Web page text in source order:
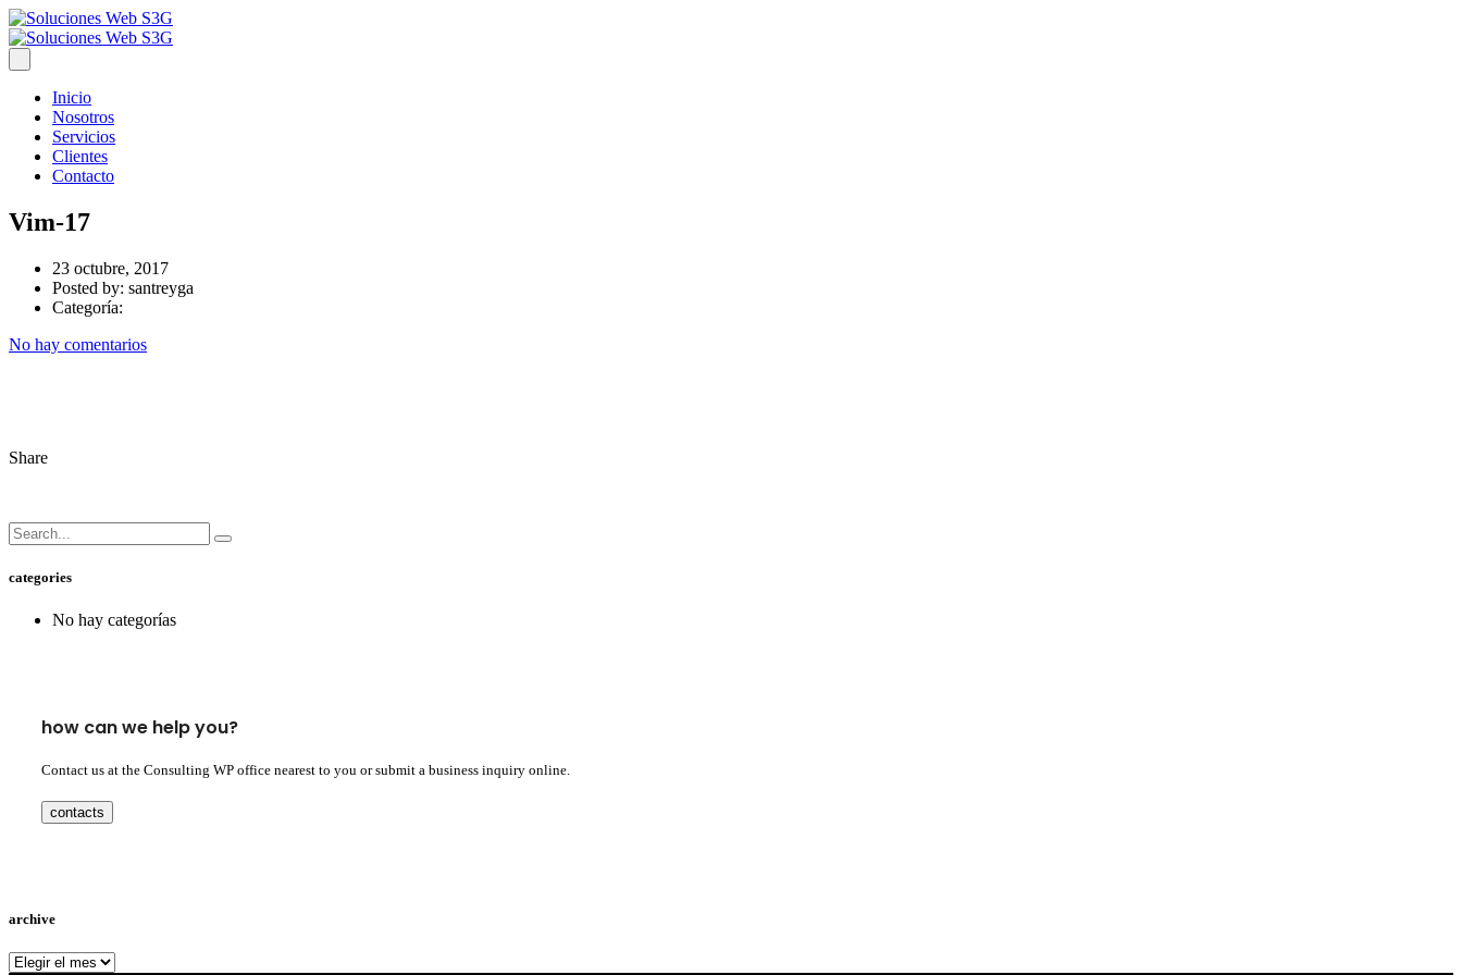
Inicio
Nosotros
Servicios
Clientes
Contacto
Vim-17
23 octubre, 2017
Posted by: santreyga
Categoría:
No hay comentarios
Share
categories
No hay categorías
how can we help you?
Contact us at the Consulting WP office nearest to you or submit a business inquiry online.
contacts
archive
archive